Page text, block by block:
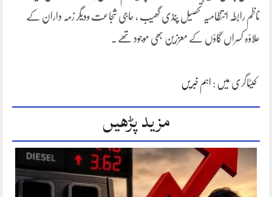
ناظم رابطہ انتظامیہ تحصیل پنڈی گھیب ، حاجی شجاعت ودیگر زمہ داران کے
علاؤہ کسراں گاؤں کے معززین بھی موجود تھے ۔
کیٹاگری میں : اہم خبریں
مزید پڑھیں